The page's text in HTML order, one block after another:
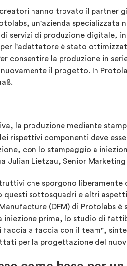
hanno trovato il partner
un'azienda specializzata
servizi di produzione digitale,
l'adattatore è stato
consentire la produzione in
il progetto. In
la produzione mediante
rispettivi componenti deve
con lo stampaggio a
Julian Lietzau, Senior
che sporgono
questi sottosquadri e altri
(DFM) di
iniezione prima, lo studio di
faccia a faccia con il team",
per la progettazione del